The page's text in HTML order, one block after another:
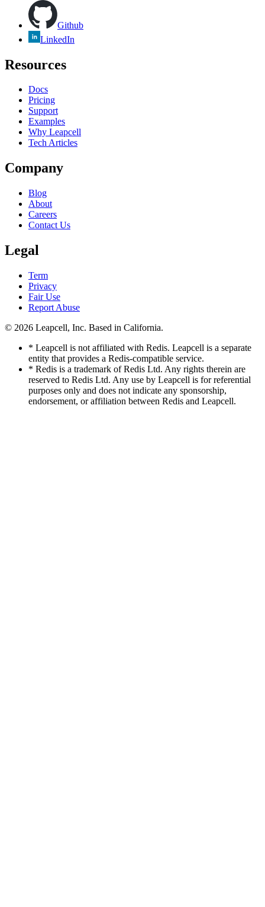
Github
LinkedIn
Resources
Docs
Pricing
Support
Examples
Why Leapcell
Tech Articles
Company
Blog
About
Careers
Contact Us
Legal
Term
Privacy
Fair Use
Report Abuse
© 2026 Leapcell, Inc. Based in California.
* Leapcell is not affiliated with Redis. Leapcell is a separate
entity that provides a Redis-compatible service.
* Redis is a trademark of Redis Ltd. Any rights therein are
reserved to Redis Ltd. Any use by Leapcell is for referential
purposes only and does not indicate any sponsorship,
endorsement, or affiliation between Redis and Leapcell.